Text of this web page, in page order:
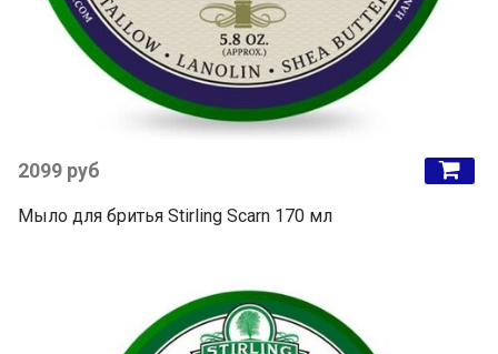
2099 руб
Мыло для бритья Stirling Scarn 170 мл